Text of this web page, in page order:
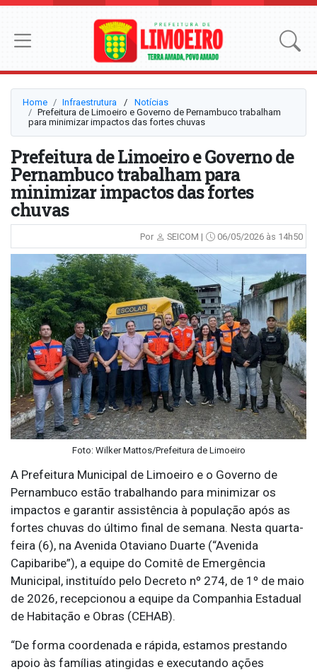
Home Infraestrutura ⠀/⠀ Notícias
Prefeitura de Limoeiro e Governo de Pernambuco trabalham
para minimizar impactos das fortes chuvas
Prefeitura de Limoeiro e Governo de
Pernambuco trabalham para
minimizar impactos das fortes
chuvas
Por SEICOM | 06/05/2026 às 14h50
Foto: Wilker Mattos/Prefeitura de Limoeiro
A Prefeitura Municipal de Limoeiro e o Governo de
Pernambuco estão trabalhando para minimizar os
impactos e garantir assistência à população após as
fortes chuvas do último final de semana. Nesta quarta-
feira (6), na Avenida Otaviano Duarte (“Avenida
Capibaribe”), a equipe do Comitê de Emergência
Municipal, instituído pelo Decreto nº 274, de 1º de maio
de 2026, recepcionou a equipe da Companhia Estadual
de Habitação e Obras (CEHAB).
“De forma coordenada e rápida, estamos prestando
apoio às famílias atingidas e executando ações